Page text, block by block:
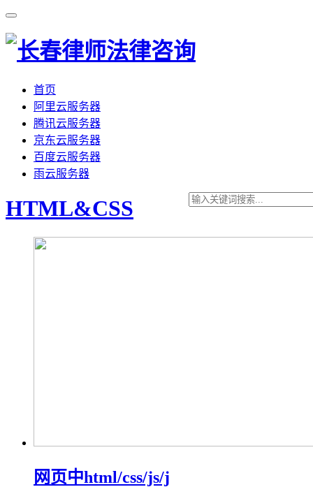
首页
阿里云服务器
腾讯云服务器
京东云服务器
百度云服务器
雨云服务器
HTML&CSS
网页中html/css/js/j